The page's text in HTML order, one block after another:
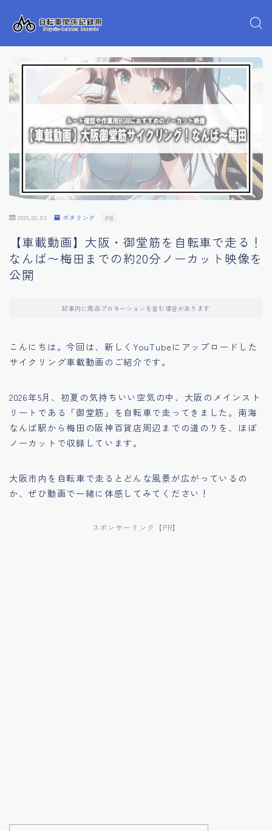
2026.06.03 ポタリング PR
【車載動画】大阪・御堂筋を自転車で走る！
なんば〜梅田までの約20分ノーカット映像を
公開
記事内に商品プロモーションを含む場合があります
こんにちは。今回は、新しくYouTubeにアップロードした
サイクリング車載動画のご紹介です。
2026年5月、初夏の気持ちいい空気の中、大阪のメインスト
リートである「御堂筋」を自転車で走ってきました。南海
なんば駅から梅田の阪神百貨店周辺までの道のりを、ほぼ
ノーカットで収録しています。
大阪市内を自転車で走るとどんな風景が広がっているの
か、ぜひ動画で一緒に体感してみてください！
スポンサーリンク【PR】